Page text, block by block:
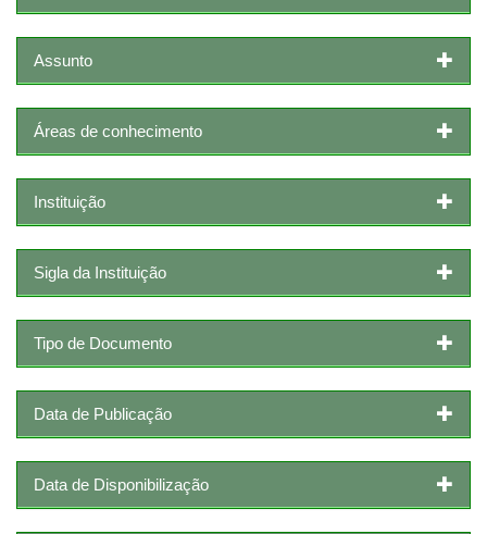
Assunto
Áreas de conhecimento
Instituição
Sigla da Instituição
Tipo de Documento
Data de Publicação
Data de Disponibilização